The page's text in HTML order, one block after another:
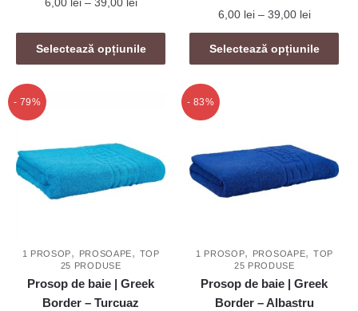
prețuri:
6,00 lei
Selectează opțiunile
Acest
produs
Opțiunile
pot
fi
produsului.
6,00 lei – 39,00 leiInterval
de
prețuri:
6,00 lei
Selectează opțiunile
Acest
produs
Opțiunile
pot
pagina
- 79%
1 PROSOP, PROSOAPE, TOP
25 PRODUSE
Prosop de baie | Greek
Border – Turcuaz
- 83%
1 PROSOP, PROSOAPE, TOP
25 PRODUSE
Prosop de baie | Greek
Border – Albastru